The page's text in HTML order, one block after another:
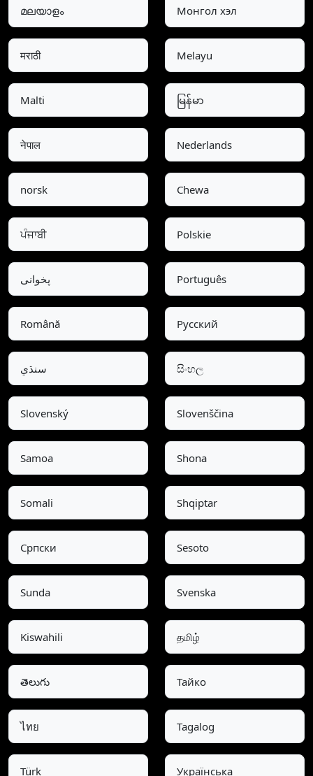
മലയാളം Монгол хэл
मराठी Melayu
Malti မြန်မာ
नेपाल Nederlands
norsk Chewa
ਪੰਜਾਬੀ Polskie
پخوانی Português
Română Pусский
سنڌي සිංහල
Slovenský Slovenščina
Samoa Shona
Somali Shqiptar
Српски Sesoto
Sunda Svenska
Kiswahili தமிழ்
తెలుగు Тайко
ไทย Tagalog
Türk Українська